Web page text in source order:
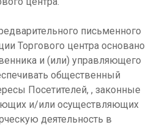
письменного
Торгового центра основано
и (или) управляющего
общественный
Посетителей, , законные
и/или осуществляющих
деятельность в